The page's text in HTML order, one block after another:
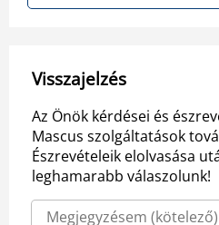
Visszajelzés
Az Önök kérdései és
Mascus szolgáltatások
Észrevételeik elolvasása
leghamarabb válaszolunk!